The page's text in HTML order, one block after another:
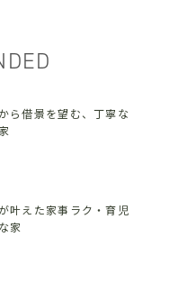
ら借景を望む、丁寧な
叶えた家事ラク・育児
家